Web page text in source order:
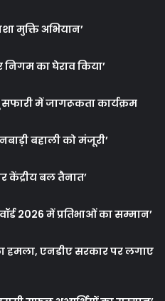
मुक्ति अभियान’
का घेराव किया’
सफारी में जागरूकता कार्यक्रम
बहाली को मंजूरी’
केंद्रीय बल तैनात’
2026 में प्रतिभाओं का सम्मान’
हमला, एनडीए सरकार पर लगाए